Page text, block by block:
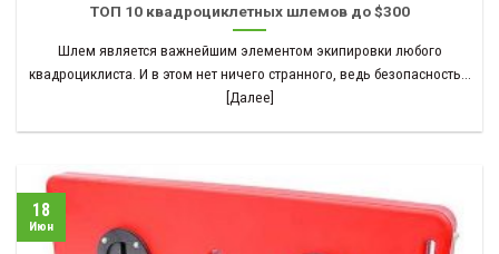
ТОП 10 квадроциклетных шлемов до $300
Шлем является важнейшим элементом экипировки любого
квадроциклиста. И в этом нет ничего странного, ведь безопасность...
[Далее]
18
Июн